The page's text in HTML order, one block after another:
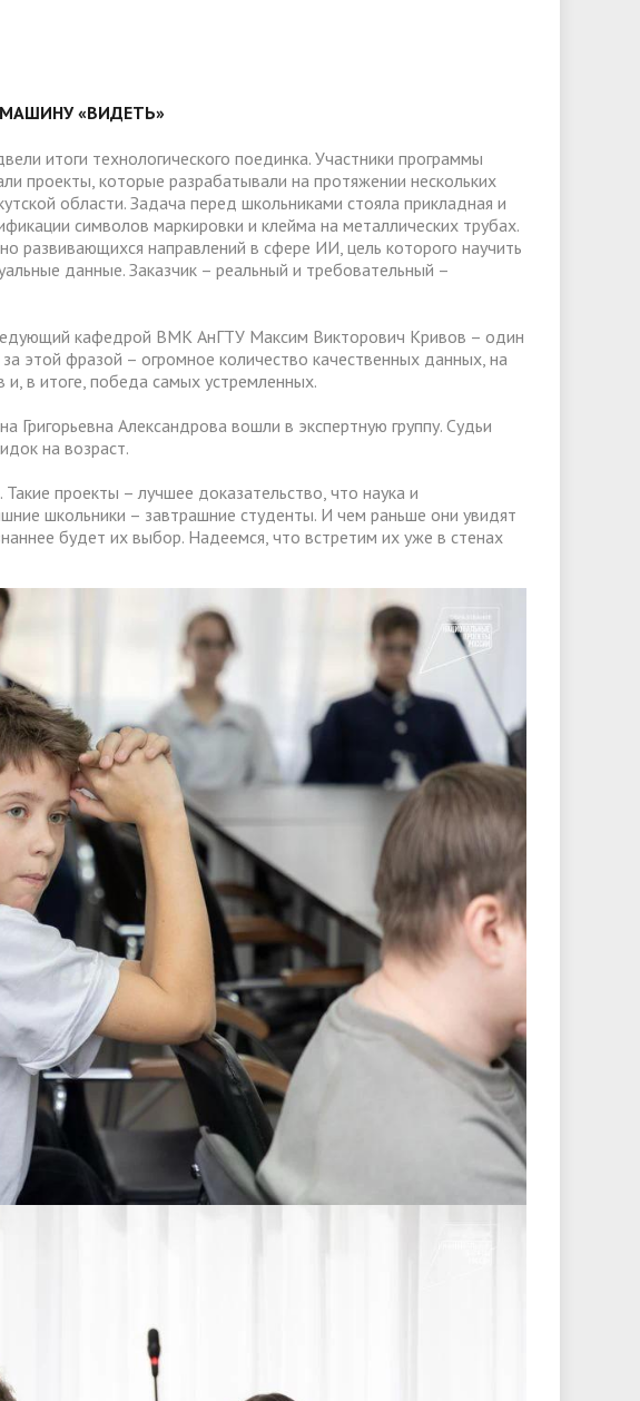
сотрудничество
образовательной организации
работа
Информационная поддержка
сотрудников и обучающихся по
вопросам коронавирусной
инфекции и организации
диплом»
Курской и Брянской
Херсонской области
на целевое
Дополнительный прием
«ВИДЕТЬ»
итоги технологического поединка. Участники программы
проекты, которые разрабатывали на протяжении нескольких
области. Задача перед школьниками стояла прикладная и
символов маркировки и клейма на металлических трубах.
развивающихся направлений в сфере ИИ, цель которого научить
данные. Заказчик – реальный и требовательный –
кафедрой ВМК АнГТУ Максим Викторович Кривов – один
этой фразой – огромное количество качественных данных, на
в итоге, победа самых устремленных.
Александрова вошли в экспертную группу. Судьи
на возраст.
проекты – лучшее доказательство, что наука и
школьники – завтрашние студенты. И чем раньше они увидят
будет их выбор. Надеемся, что встретим их уже в стенах